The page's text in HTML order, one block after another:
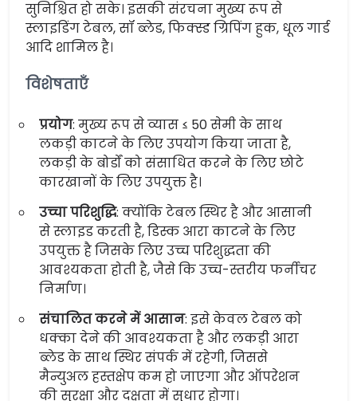
सुनिश्चित हो सके। इसकी संरचना मुख्य रूप से
स्लाइडिंग टेबल, सॉ ब्लेड, फिक्स्ड ग्रिपिंग हुक, धूल गार्ड
आदि शामिल है।
विशेषताएँ
प्रयोग: मुख्य रूप से व्यास ≤ 50 सेमी के साथ
लकड़ी काटने के लिए उपयोग किया जाता है,
लकड़ी के बोर्डों को संसाधित करने के लिए छोटे
कारखानों के लिए उपयुक्त है।
उच्चा परिशुद्धि: क्योंकि टेबल स्थिर है और आसानी
से स्लाइड करती है, डिस्क आरा काटने के लिए
उपयुक्त है जिसके लिए उच्च परिशुद्धता की
आवश्यकता होती है, जैसे कि उच्च-स्तरीय फर्नीचर
निर्माण।
संचालित करने में आसान: इसे केवल टेबल को
धक्का देने की आवश्यकता है और लकड़ी आरा
ब्लेड के साथ स्थिर संपर्क में रहेगी, जिससे
मैन्युअल हस्तक्षेप कम हो जाएगा और ऑपरेशन
की सुरक्षा और दक्षता में सुधार होगा।